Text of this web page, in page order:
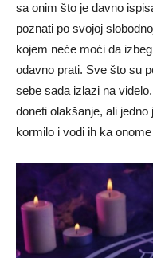
sa onim što je davno
poznati po svojoj
kojem neće moći da
odavno prati. Sve što su
sebe sada izlazi na
doneti olakšanje, ali
kormilo i vodi ih ka